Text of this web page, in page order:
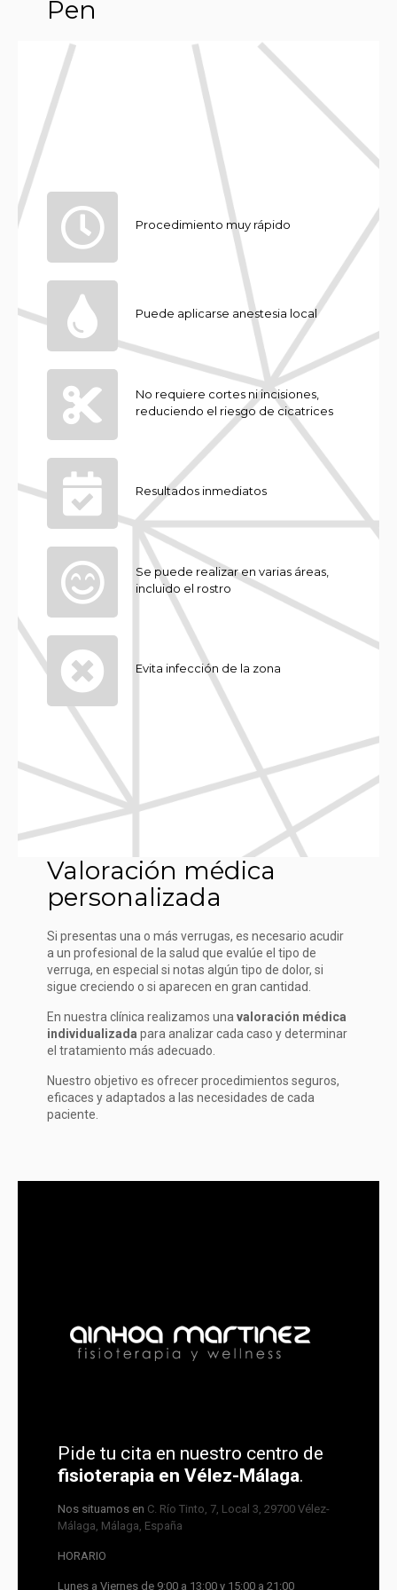
Pen
Procedimiento muy rápido
Puede aplicarse anestesia local
No requiere cortes ni incisiones,
reduciendo el riesgo de cicatrices
Resultados inmediatos
Se puede realizar en varias áreas,
incluido el rostro
Evita infección de la zona
Valoración médica
personalizada
Si presentas una o más verrugas, es necesario acudir
a un profesional de la salud que evalúe el tipo de
verruga, en especial si notas algún tipo de dolor, si
sigue creciendo o si aparecen en gran cantidad.
En nuestra clínica realizamos unavaloración médica
individualizada para analizar cada caso y determinar
el tratamiento más adecuado.
Nuestro objetivo es ofrecer procedimientos seguros,
eficaces y adaptados a las necesidades de cada
paciente.
Pide tu cita en nuestro centro de
fisioterapia en Vélez-Málaga.
Nos situamos en C. Río Tinto, 7, Local 3, 29700 Vélez-
Málaga, Málaga, España
HORARIO
Lunes a Viernes de 9:00 a 13:00 y 15:00 a 21:00